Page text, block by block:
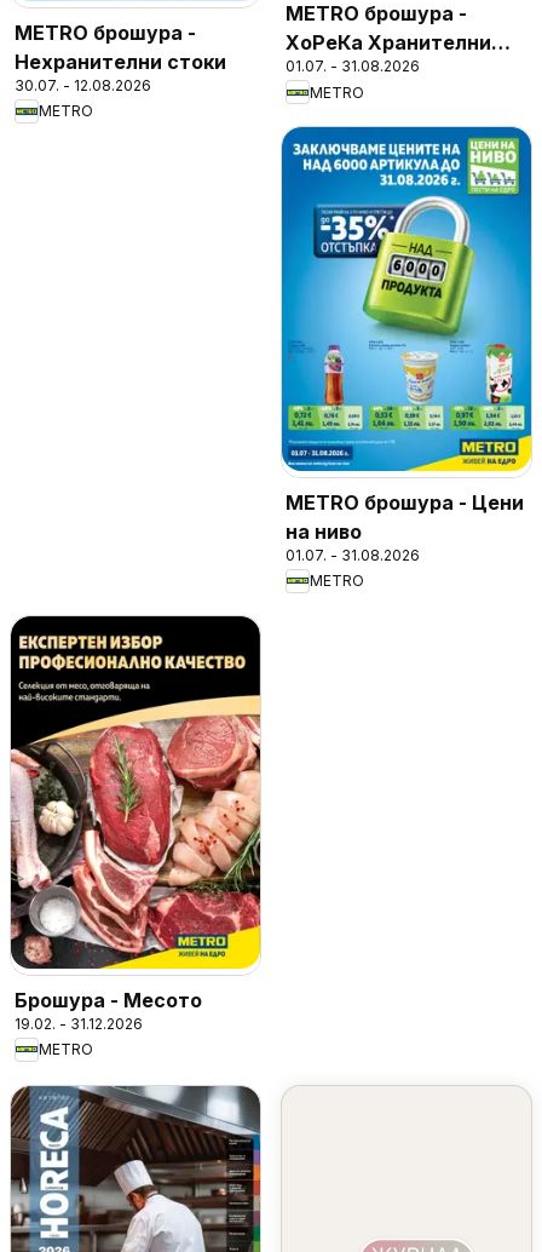
METRO брошура -
Нехранителни стоки
30.07. - 12.08.2026
METRO
METRO брошура -
ХоРеКа Хранителни
стоки
01.07. - 31.08.2026
METRO
METRO брошура - Цени
на ниво
01.07. - 31.08.2026
METRO
Брошура - Месото
19.02. - 31.12.2026
METRO